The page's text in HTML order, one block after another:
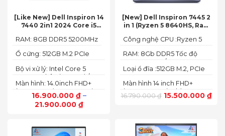
[Like New] Dell Inspiron 14
7440 2in1 2024 Core i5
FHD+
16.900.000 ₫–
21.900.000 ₫
Màn hình: 14.0inch FHD+
(1920 x 1200) 60Hz,250 nits
Bộ vi xử lý: Intel Core 5
120U, 10 nhân (2P + 8E) / 12
luồng
Ổ cứng: 512GB M.2 PCIe
RAM: 8GB DDR5 5200MHz
[New] Dell Inspiron 7445 2
in 1 (Ryzen 5 8640HS, Ram
Radeon,14 FHD+ Touch)
16.790.000₫ 15.500.000 ₫
Màn hình 14 inch FHD+
(1920 x 1200 pixels)
Loại ổ đĩa :512GB M.2, PCIe
RAM: 8Gb DDR5 Tốc độ
BUS :5200MT/s
Công nghệ CPU :Ryzen 5